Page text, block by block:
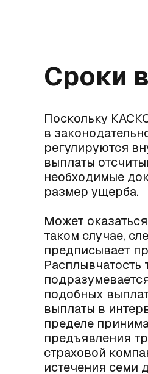
Сроки
Поскольку
в
регулируются
выплаты
необходимые
размер ущерба.
Может
таком случае,
предписывает
подобных
выплаты в
пределе
предъявления
страховой
истечения семи